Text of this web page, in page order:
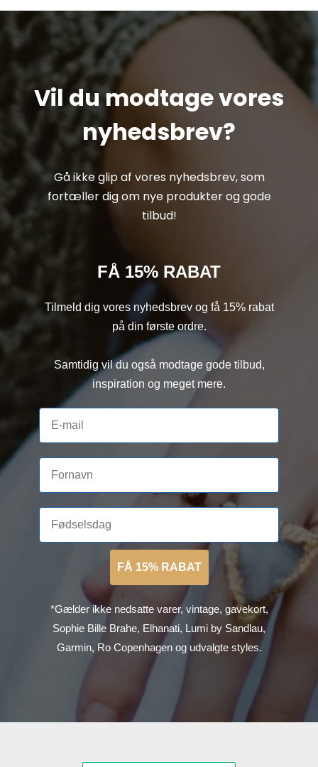
Vil du modtage vores
nyhedsbrev?
Gå ikke glip af vores nyhedsbrev, som
fortæller dig om nye produkter og gode
tilbud!
FÅ 15% RABAT
Tilmeld dig vores nyhedsbrev og få 15% rabat
på din første ordre.
Samtidig vil du også modtage gode tilbud,
inspiration og meget mere.
FÅ 15% RABAT
*Gælder ikke nedsatte varer, vintage, gavekort,
Sophie Bille Brahe, Elhanati, Lumi by Sandlau,
Garmin, Ro Copenhagen og udvalgte styles.